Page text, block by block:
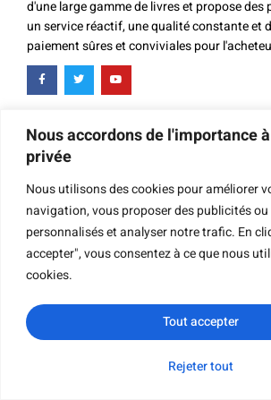
Nous accordons de l'importance
privée
Nous utilisons des cookies pour améliorer
navigation, vous proposer des publicités
personnalisés et analyser notre trafic. En
accepter", vous consentez à ce que nous
cookies.
Rejeter tout
Tout accepter
d'une large gamme de livres et propose
un service réactif, une qualité constante et
paiement sûres et conviviales pour
Contact
BUREAU PRINCIPAL
0086-20-34899188
export@ybj-printing.com
Demande